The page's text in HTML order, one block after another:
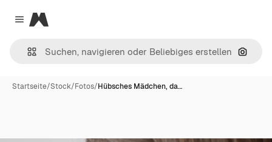
Close menu
Magnific
Nach
Startseite/Stock/Fotos/Hübsches Mädchen, da…